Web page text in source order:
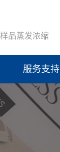
品蒸发浓缩
服务支持